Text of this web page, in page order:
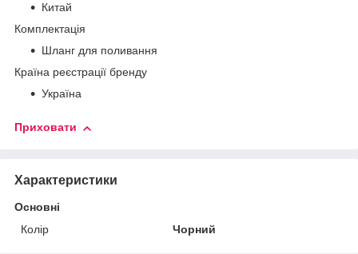
Китай
Комплектація
Шланг для поливання
Країна реєстрації бренду
Україна
Приховати
Характеристики
Основні
Колір
Чорний